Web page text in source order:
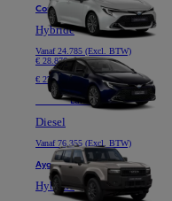
Corolla Touring Sports
Hybride
Vanaf24.785 (Excl. BTW)
€ 28.876
€ 279 /maand (Excl. BTW) *
NieuweLand Cruiser
Diesel
Vanaf76.355 (Excl. BTW)
Aygo X
Hybride